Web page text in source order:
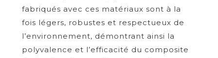
fabriqués avec ces matériaux sont à la
fois légers, robustes et respectueux de
l’environnement, démontrant ainsi la
polyvalence et l’efficacité du composite